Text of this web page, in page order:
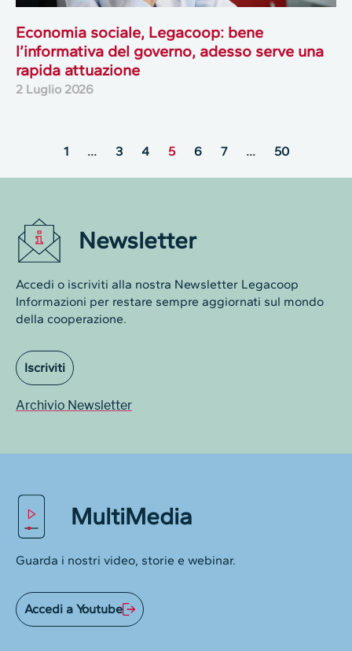
Economia sociale, Legacoop: bene
l’informativa del governo, adesso serve una
rapida attuazione
2 Luglio 2026
1 … 3 4 5 6 7 … 50
Newsletter
Accedi o iscriviti alla nostra Newsletter Legacoop
Informazioni per restare sempre aggiornati sul mondo
della cooperazione.
Iscriviti
Archivio Newsletter
MultiMedia
Guarda i nostri video, storie e webinar.
Accedi a Youtube